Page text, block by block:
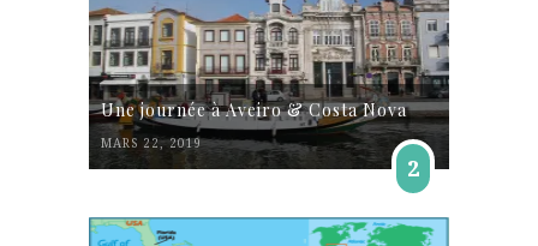
Une journée à Aveiro & Costa Nova
MARS 22, 2019
2